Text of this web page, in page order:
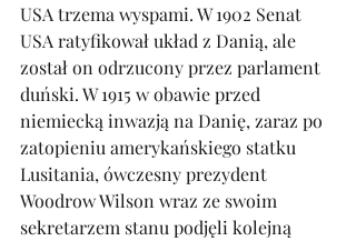
USA trzema wyspami. W 1902 Senat
USA ratyfikował układ z Danią, ale
został on odrzucony przez parlament
duński. W 1915 w obawie przed
niemiecką inwazją na Danię, zaraz po
zatopieniu amerykańskiego statku
Lusitania, ówczesny prezydent
Woodrow Wilson wraz ze swoim
sekretarzem stanu podjęli kolejną